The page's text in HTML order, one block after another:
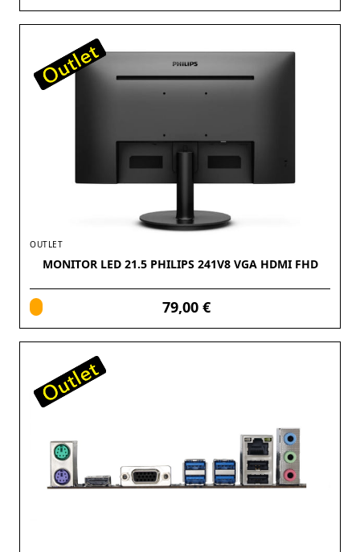
OUTLET
MONITOR LED 21.5 PHILIPS 241V8 VGA HDMI FHD
79,00 €